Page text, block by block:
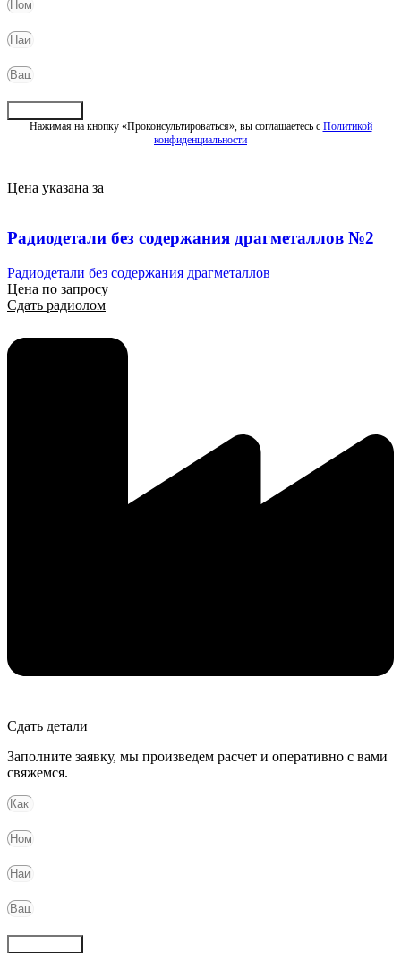
Нажимая на кнопку «Проконсультироваться», вы соглашаетесь с Политикой
конфиденциальности
Цена указана за
Радиодетали без содержания драгметаллов №2
Радиодетали без содержания драгметаллов
Цена по запросу
Сдать радиолом
Сдать детали
Заполните заявку, мы произведем расчет и оперативно с вами
свяжемся.